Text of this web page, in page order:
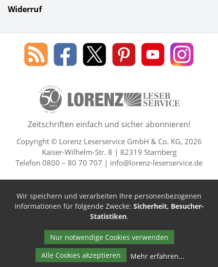
Widerruf
Social Media
Blog
des
Leserservice
Lorenz
Leserservice
Lorenz
Leserservice
Lorenz
Leserservice
Lorenz
Leserservice
Lorenz
50 Lesefreude im Abo Jahre
Zeitschriften einfach und sicher abonnieren!
Copyright © Lorenz Leserservice GmbH & Co. KG, 2026
Kaiser-Wilhelm-Str. 8 | 82319 Starnberg
Telefon 0800 – 80 70 707 | info@lorenz-leserservice.de
Wir speichern und verarbeiten Ihre personenbezogenen
Informationen für folgende Zwecke: Sicherheit, Besucher-
Statistiken.
Nur notwendige Cookies verwenden
Alle Cookies akzeptieren
Mehr erfahren...